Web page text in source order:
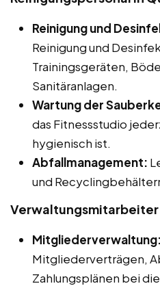
Reinigung und
Reinigung und
Trainingsgeräten,
Sanitäranlagen.
Wartung der
das Fitnessstudio
hygienisch ist.
Abfallmanagement:
und
Mitgliederverwaltung:
Mitgliederverträgen,
Zahlungsplänen bei